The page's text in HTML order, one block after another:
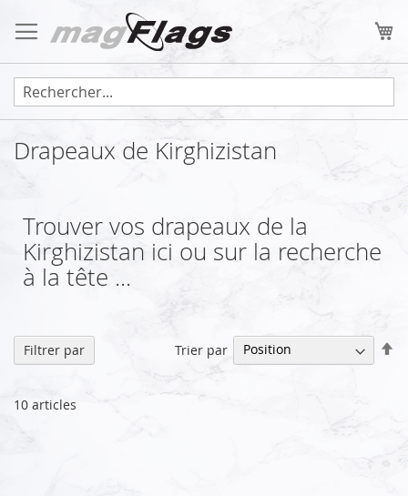
au
contenu
Drapeaux de Kirghizistan
Trouver vos drapeaux de la
Kirghizistan ici ou sur la recherche
à la tête ...
10 articles
Trier par
Filtrer par